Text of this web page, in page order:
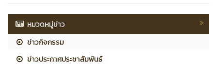
หมวดหมู่ข่าว
ข่าวกิจกรรม
ข่าวประกาศประชาสัมพันธ์